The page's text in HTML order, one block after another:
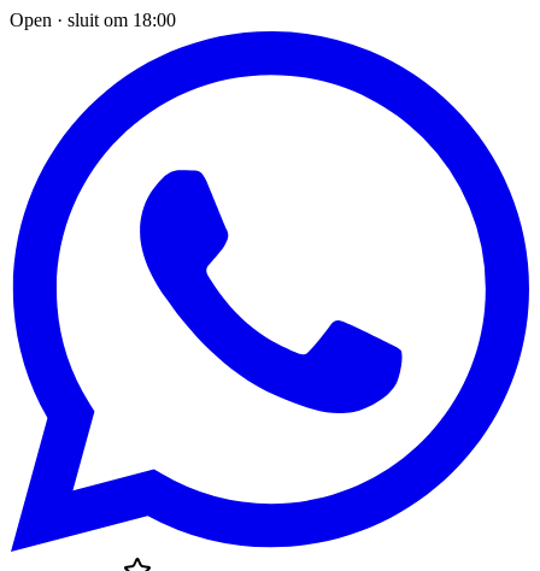
Open · sluit om 18:00